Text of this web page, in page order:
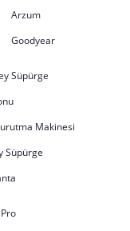
Arzum
Goodyear
Süpürge
Makinesi
Süpürge